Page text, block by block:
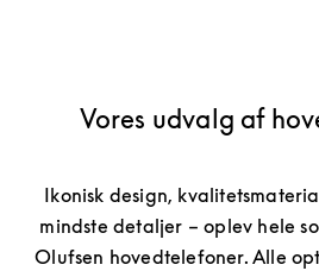
Vores udvalg af
Ikonisk design,
mindste detaljer – oplev hele
Olufsen hovedtelefoner. Alle